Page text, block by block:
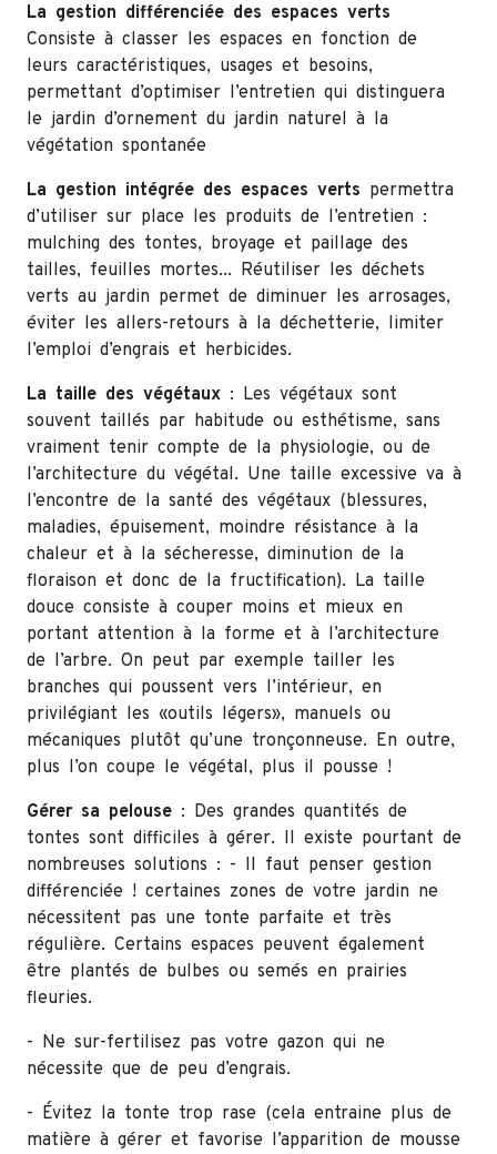
La gestion différenciée des espaces verts
Consiste à classer les espaces en fonction de
leurs caractéristiques, usages et besoins,
permettant d’optimiser l’entretien qui distinguera
le jardin d’ornement du jardin naturel à la
végétation spontanée
La gestion intégrée des espaces verts permettra
d’utiliser sur place les produits de l’entretien :
mulching des tontes, broyage et paillage des
tailles, feuilles mortes... Réutiliser les déchets
verts au jardin permet de diminuer les arrosages,
éviter les allers-retours à la déchetterie, limiter
l’emploi d’engrais et herbicides.
La taille des végétaux : Les végétaux sont
souvent taillés par habitude ou esthétisme, sans
vraiment tenir compte de la physiologie, ou de
l’architecture du végétal. Une taille excessive va à
l’encontre de la santé des végétaux (blessures,
maladies, épuisement, moindre résistance à la
chaleur et à la sécheresse, diminution de la
floraison et donc de la fructification). La taille
douce consiste à couper moins et mieux en
portant attention à la forme et à l’architecture
de l’arbre. On peut par exemple tailler les
branches qui poussent vers l’intérieur, en
privilégiant les «outils légers», manuels ou
mécaniques plutôt qu’une tronçonneuse. En outre,
plus l’on coupe le végétal, plus il pousse !
Gérer sa pelouse : Des grandes quantités de
tontes sont difficiles à gérer. Il existe pourtant de
nombreuses solutions : - Il faut penser gestion
différenciée ! certaines zones de votre jardin ne
nécessitent pas une tonte parfaite et très
régulière. Certains espaces peuvent également
être plantés de bulbes ou semés en prairies
fleuries.
- Ne sur-fertilisez pas votre gazon qui ne
nécessite que de peu d’engrais.
- Évitez la tonte trop rase (cela entraine plus de
matière à gérer et favorise l’apparition de mousse